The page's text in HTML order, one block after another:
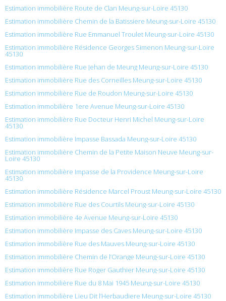
Estimation immobilière Route de Clan Meung-sur-Loire 45130
Estimation immobilière Chemin de la Batissiere Meung-sur-Loire 45130
Estimation immobilière Rue Emmanuel Troulet Meung-sur-Loire 45130
Estimation immobilière Résidence Georges Simenon Meung-sur-Loire
45130
Estimation immobilière Rue Jehan de Meung Meung-sur-Loire 45130
Estimation immobilière Rue des Corneilles Meung-sur-Loire 45130
Estimation immobilière Rue de Roudon Meung-sur-Loire 45130
Estimation immobilière 1ere Avenue Meung-sur-Loire 45130
Estimation immobilière Rue Docteur Henri Michel Meung-sur-Loire
45130
Estimation immobilière Impasse Bassada Meung-sur-Loire 45130
Estimation immobilière Chemin de la Petite Maison Neuve Meung-sur-
Loire 45130
Estimation immobilière Impasse de la Providence Meung-sur-Loire
45130
Estimation immobilière Résidence Marcel Proust Meung-sur-Loire 45130
Estimation immobilière Rue des Courtils Meung-sur-Loire 45130
Estimation immobilière 4e Avenue Meung-sur-Loire 45130
Estimation immobilière Impasse des Caves Meung-sur-Loire 45130
Estimation immobilière Rue des Mauves Meung-sur-Loire 45130
Estimation immobilière Chemin de l’Orange Meung-sur-Loire 45130
Estimation immobilière Rue Roger Gauthier Meung-sur-Loire 45130
Estimation immobilière Rue du 8 Mai 1945 Meung-sur-Loire 45130
Estimation immobilière Lieu Dit l’Herbaudiere Meung-sur-Loire 45130